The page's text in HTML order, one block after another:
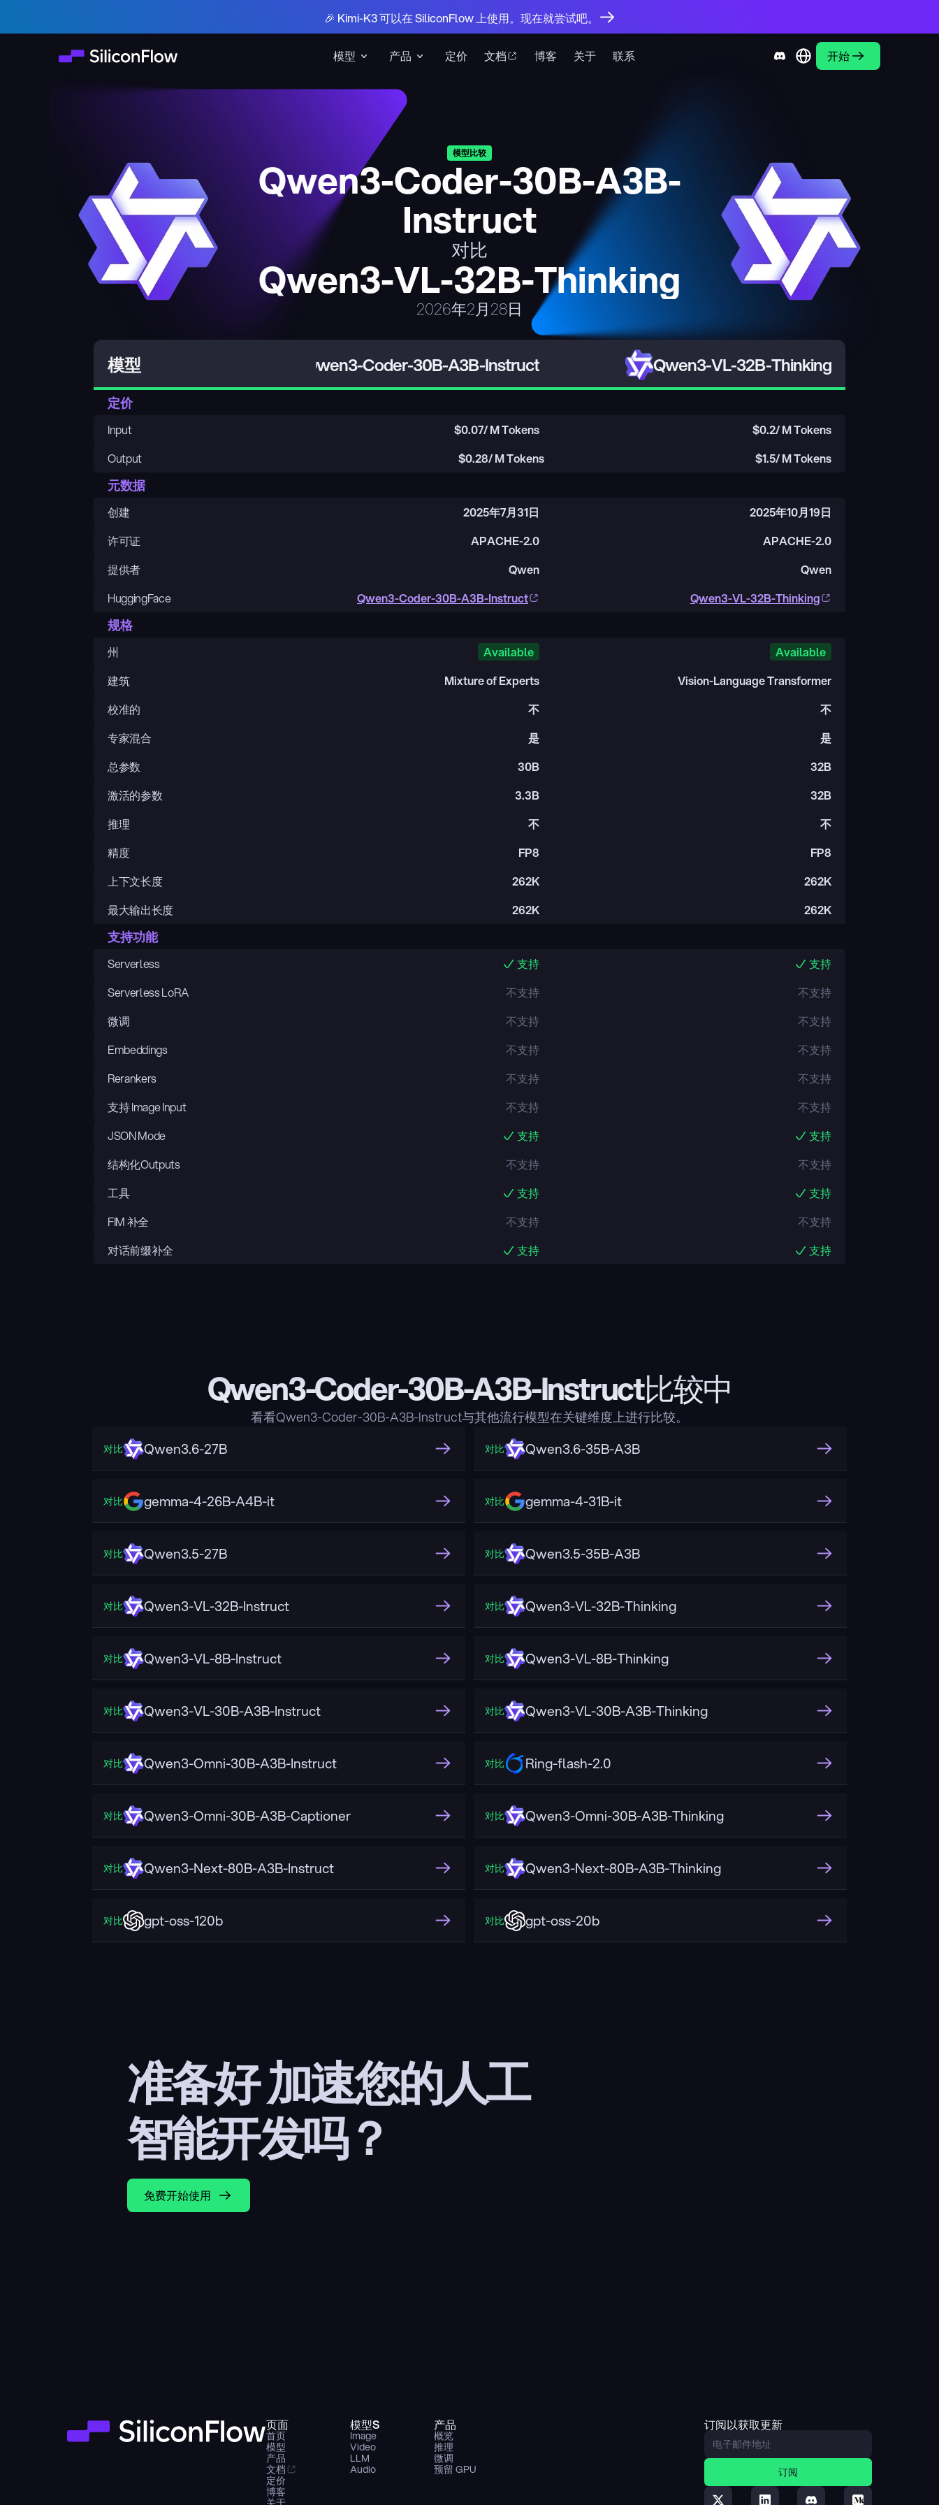
模型 产品 定价 文档 博客 关于 联系 开始
🎉 Kimi-K3 可以在 SiliconFlow 上使用。现在就尝试吧。
模型比较
Qwen3-Coder-30B-A3B-
Instruct
对比
Qwen3-VL-32B-Thinking
2026年2月28日
模型 Qwen3-Coder-30B-A3B-Instruct Qwen3-VL-32B-Thinking
定价
Input $0.07/ M Tokens $0.2/ M Tokens
Output
$0.28/ M Tokens $1.5/ M Tokens
元数据
创建 2025年7月31日
2025年10月19日
许可证
APACHE-2.0
APACHE-2.0
提供者
Qwen
Qwen
HuggingFace
Qwen3-Coder-30B-A3B-Instruct Qwen3-VL-32B-Thinking
规格
州 Available
Available
建筑
Mixture of Experts
Vision-Language Transformer
校准的
不
不
专家混合
是
是
总参数
30B
32B
激活的参数
3.3B
32B
推理
不
不
精度
FP8
FP8
上下文长度
262K
262K
最大输出长度
262K 262K
支持功能
Serverless 支持
支持
Serverless LoRA
不支持
不支持
微调
不支持
不支持
Embeddings
不支持
不支持
Rerankers
不支持
不支持
支持 Image Input
不支持
不支持
JSON Mode
支持
支持
结构化Outputs
不支持
不支持
工具
支持
支持
FIM 补全
不支持
不支持
对话前缀补全
支持 支持
Qwen3-Coder-30B-A3B-Instruct比较中
看看Qwen3-Coder-30B-A3B-Instruct与其他流行模型在关键维度上进行比较。
对比 Qwen3.6-27B 对比 Qwen3.6-35B-A3B
对比 gemma-4-26B-A4B-it 对比 gemma-4-31B-it
对比 Qwen3.5-27B 对比 Qwen3.5-35B-A3B
对比 Qwen3-VL-32B-Instruct 对比 Qwen3-VL-32B-Thinking
对比 Qwen3-VL-8B-Instruct 对比 Qwen3-VL-8B-Thinking
对比 Qwen3-VL-30B-A3B-Instruct 对比 Qwen3-VL-30B-A3B-Thinking
对比 Qwen3-Omni-30B-A3B-Instruct 对比 Ring-flash-2.0
对比 Qwen3-Omni-30B-A3B-Captioner 对比 Qwen3-Omni-30B-A3B-Thinking
对比 Qwen3-Next-80B-A3B-Instruct 对比 Qwen3-Next-80B-A3B-Thinking
对比 gpt-oss-120b 对比 gpt-oss-20b
准备好 加速您的人工
智能开发吗？
免费开始使用
页面
首页
模型
产品
文档
定价
博客
模型S
Image
Video
LLM
Audio
产品
概览
推理
微调
预留 GPU
订阅以获取更新
订阅